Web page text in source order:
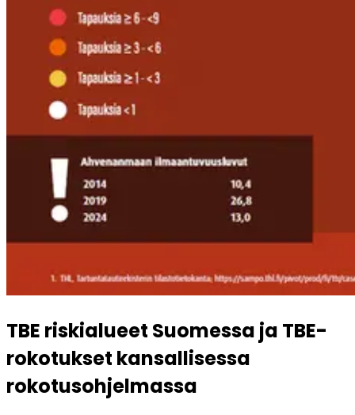
TBE riskialueet Suomessa ja TBE-
rokotukset kansallisessa
rokotusohjelmassa